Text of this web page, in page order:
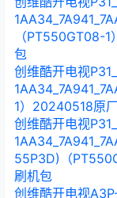
（PT550GT08-
包
创维酷开电视
1）20240518原
创维酷开电视
55P3D)（
刷机包
创维酷开电视